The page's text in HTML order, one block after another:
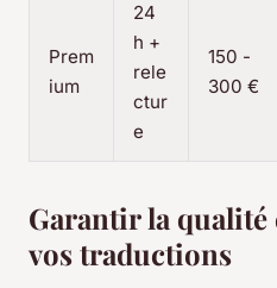
Prem
ium
24
h +
rele
ctur
e
150 -
300 €
Garantir la qualité
vos traductions